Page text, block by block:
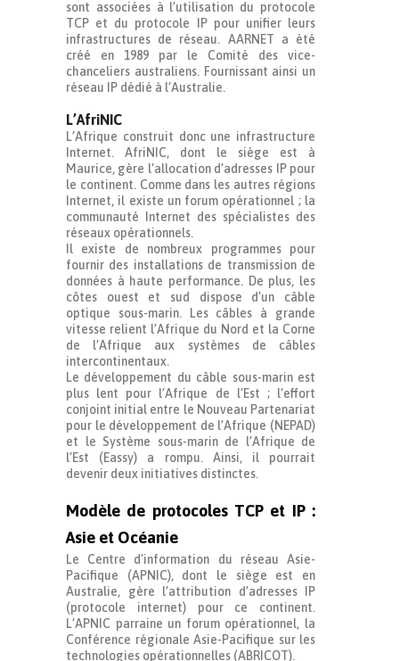
sont associées à l’utilisation du protocole
TCP et du protocole IP pour unifier leurs
infrastructures de réseau. AARNET a été
créé en 1989 par le Comité des vice-
chanceliers australiens. Fournissant ainsi un
réseau IP dédié à l’Australie.
L’AfriNIC
L’Afrique construit donc une infrastructure
Internet. AfriNIC, dont le siège est à
Maurice, gère l’allocation d’adresses IP pour
le continent. Comme dans les autres régions
Internet, il existe un forum opérationnel ; la
communauté Internet des spécialistes des
réseaux opérationnels.
Il existe de nombreux programmes pour
fournir des installations de transmission de
données à haute performance. De plus, les
côtes ouest et sud dispose d’un câble
optique sous-marin. Les câbles à grande
vitesse relient l’Afrique du Nord et la Corne
de l’Afrique aux systèmes de câbles
intercontinentaux.
Le développement du câble sous-marin est
plus lent pour l’Afrique de l’Est ; l’effort
conjoint initial entre le Nouveau Partenariat
pour le développement de l’Afrique (NEPAD)
et le Système sous-marin de l’Afrique de
l’Est (Eassy) a rompu. Ainsi, il pourrait
devenir deux initiatives distinctes.
Modèle de protocoles TCP et IP :
Asie et Océanie
Le Centre d’information du réseau Asie-
Pacifique (APNIC), dont le siège est en
Australie, gère l’attribution d’adresses IP
(protocole internet) pour ce continent.
L’APNIC parraine un forum opérationnel, la
Conférence régionale Asie-Pacifique sur les
technologies opérationnelles (ABRICOT).